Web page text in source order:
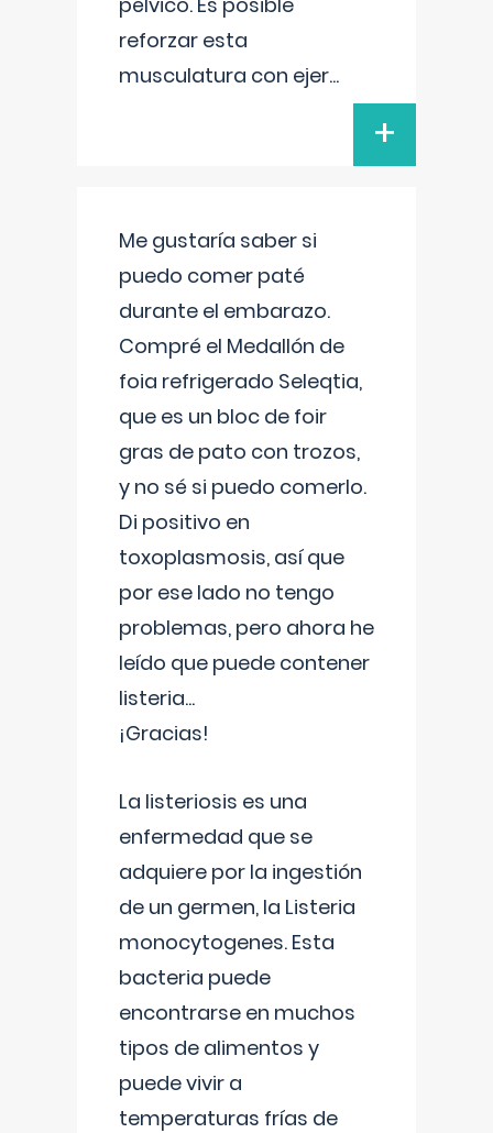
reforzar esta
musculatura con ejer...
+
Me gustaría saber si
puedo comer paté
durante el embarazo.
Compré el Medallón de
foia refrigerado Seleqtia,
que es un bloc de foir
gras de pato con trozos,
y no sé si puedo comerlo.
Di positivo en
toxoplasmosis, así que
por ese lado no tengo
problemas, pero ahora he
leído que puede contener
listeria...
¡Gracias!
La listeriosis es una
enfermedad que se
adquiere por la ingestión
de un germen, la Listeria
monocytogenes. Esta
bacteria puede
encontrarse en muchos
tipos de alimentos y
puede vivir a
temperaturas frías de